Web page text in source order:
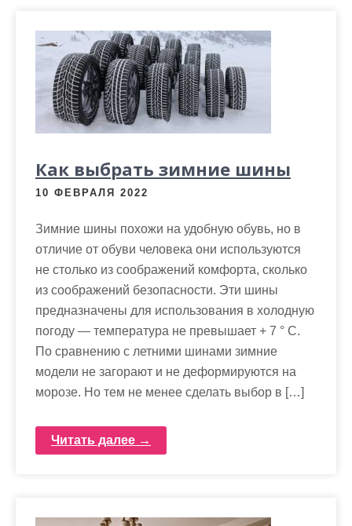
Как выбрать зимние шины
10 ФЕВРАЛЯ 2022
Зимние шины похожи на удобную обувь, но в
отличие от обуви человека они используются
не столько из соображений комфорта, сколько
из соображений безопасности. Эти шины
предназначены для использования в холодную
погоду — температура не превышает + 7 ° C.
По сравнению с летними шинами зимние
модели не загорают и не деформируются на
морозе. Но тем не менее сделать выбор в […]
Читать далее →